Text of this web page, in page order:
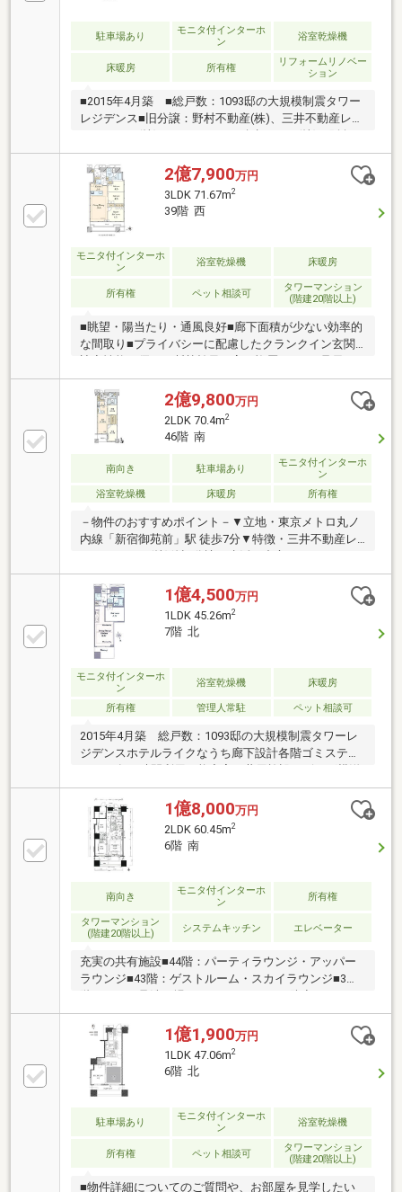
駐車場あり
モニタ付インターホ
ン
浴室乾燥機
床暖房 所有権
リフォームリノベー
ション
■2015年4月築 ■総戸数：1093邸の大規模制震タワー
レジデンス■旧分譲：野村不動産(株)、三井不動産レジ
動産(株)■コンシェルジュサービス有■ホテルライクな
内廊下設計■大切なペットと暮らせます(細則有)■各階
にゴミステーション有：24時間可■ビューラウンジ、
ゲストルーム等、共用施設充実
2億7,900万円
3LDK 71.67m2
39階 西
モニタ付インターホ
ン
浴室乾燥機 床暖房
所有権 ペット相談可
タワーマンション
(階建20階以上)
■眺望・陽当たり・通風良好■廊下面積が少ない効率的
な間取り■プライバシーに配慮したクランクイン玄関■
ら部屋全体を暖めるTES式温水床暖房■明るい光を取
り込むハイサッシ■リビングダイニングを見渡せるカ
ウンターキッチン■1.4m×1.8mサイズのゆったり浴室■
収納豊富な洗面化粧台■収納豊富：洋室の収納は奥行
も広く収納力が高いです■スペースを確保出来ている
広々とした玄関■2026年8月新規リフォーム物件・シス
2億9,800万円
2LDK 70.4m2
46階 南
南向き 駐車場あり
モニタ付インターホ
ン
浴室乾燥機
床暖房 所有権
－物件のおすすめポイント－▼立地・東京メトロ丸ノ
内線「新宿御苑前」駅 徒歩7分▼特徴・三井不動産レ
約16.9帖・動線が短く作業のしやすいL字型キッチン、
食洗機付・各洋室から利用可能なウォークスルークロ
ーゼット有・玄関がスッキリと片付くSICを設置・大
切なペット飼育可能(細則有)▼設備・床暖房(LD)・浴
室乾燥機・オートロック▼周辺環境・スーパー「ヨー
クフーズ新宿富久店」徒歩1分(約50m)■ ご希望の住ま
い探しをお手伝いします ━━━━━・・・物件の詳
細・ご相談はお気軽にお問い合わせください。
1億4,500万円
1LDK 45.26m2
7階 北
モニタ付インターホ
ン
浴室乾燥機 床暖房
所有権 管理人常駐 ペット相談可
2015年4月築 総戸数：1093邸の大規模制震タワーレ
ジデンスホテルライクなうち廊下設計各階ゴミステー
室は引き戸のため開放して利用可LDＫ部分は足元から
暖かい「床暖房」1億8,000万円
2LDK 60.45m2
6階 南
南向き
モニタ付インターホ
ン
所有権
タワーマンション
(階建20階以上)
システムキッチン エレベーター
充実の共有施設■44階：パーティラウンジ・アッパー
ラウンジ■43階：ゲストルーム・スカイラウンジ■3
階：フィットネスルーム・バルコニーラウン
ジ ゲストルーム・クリエイティブラウンジ■1
階：ブックラウンジ・ブックカフェ・キッズルーム
1億1,900万円
1LDK 47.06m2
6階 北
駐車場あり
モニタ付インターホ
ン
浴室乾燥機
所有権 ペット相談可
タワーマンション
(階建20階以上)
■物件詳細についてのご質問や、お部屋を見学したい